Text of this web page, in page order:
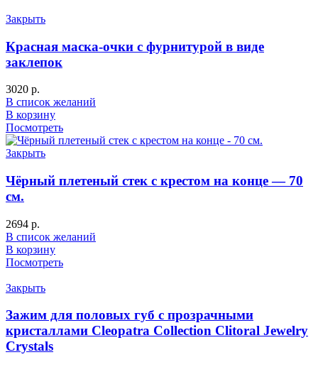
Закрыть
Красная маска-очки с фурнитурой в виде
заклепок
3020 р.
В список желаний
В корзину
Посмотреть
Закрыть
Чёрный плетеный стек с крестом на конце — 70
см.
2694 р.
В список желаний
В корзину
Посмотреть
Закрыть
Зажим для половых губ с прозрачными
кристаллами Cleopatra Collection Clitoral Jewelry
Crystals